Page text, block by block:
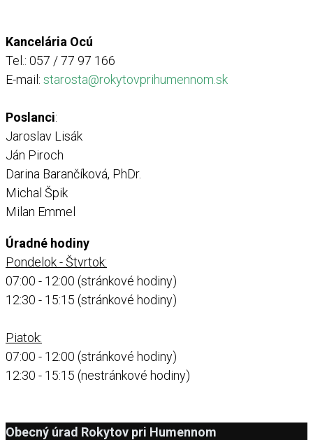
Kancelária Ocú
Tel.: 057 / 77 97 166
E-mail: starosta@rokytovprihumennom.sk
Poslanci:
Jaroslav Lisák
Ján Piroch
Darina Barančíková, PhDr.
Michal Špik
Milan Emmel
Úradné hodiny
Pondelok - Štvrtok:
07:00 - 12:00 (stránkové hodiny)
12:30 - 15:15 (stránkové hodiny)
Piatok:
07:00 - 12:00 (stránkové hodiny)
12:30 - 15:15 (nestránkové hodiny)
Obecný úrad Rokytov pri Humennom